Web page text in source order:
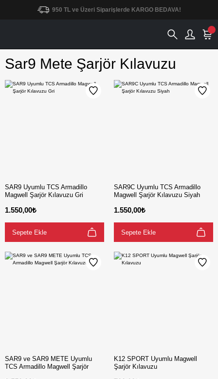
950 TL ve Üzeri Siparişlerde KARGO BEDAVA!
Sar9 Mete Şarjör Kılavuzu
SAR9 Uyumlu TCS Armadillo
Magwell Şarjör Kılavuzu Gri
1.550,00₺
Sepete Ekle
SAR9C Uyumlu TCS Armadillo
Magwell Şarjör Kılavuzu Siyah
1.550,00₺
Sepete Ekle
SAR9 ve SAR9 METE Uyumlu
TCS Armadillo Magwell Şarjör
K12 SPORT Uyumlu Magwell
Şarjör Kılavuzu